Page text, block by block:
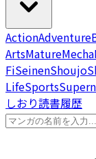
ActionAdventure
ArtsMatureMecha
FiSeinenShoujo
LifeSports
しおり読書履歴